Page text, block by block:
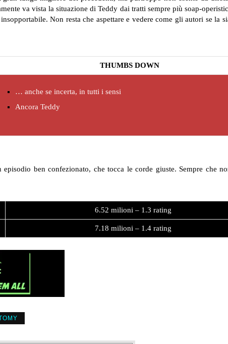
va vista la situazione di Teddy dai tratti sempre più soap-
Non resta che aspettare e vedere come gli autori se la
THUMBS DOWN
… anche se incerta, in tutti i sensi
Ancora Teddy
ben confezionato, che tocca le corde giuste. Sempre che
6.52 milioni – 1.3 rating
7.18 milioni – 1.4 rating